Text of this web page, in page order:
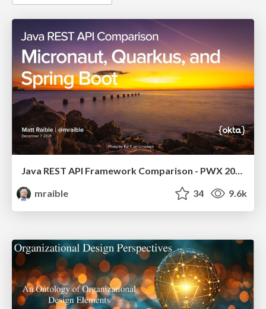
Java REST API Framework Comparison - PWX 2021
mraible
34 9.6k